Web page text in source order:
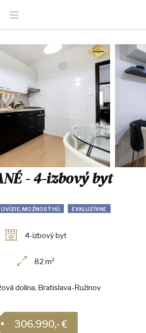
- 4-izbový byt
MOŽNOSŤ HÚ EXKLUZÍVNE
4-izbový byt
82 m²
dolina, Bratislava-Ružinov
306.990,- €